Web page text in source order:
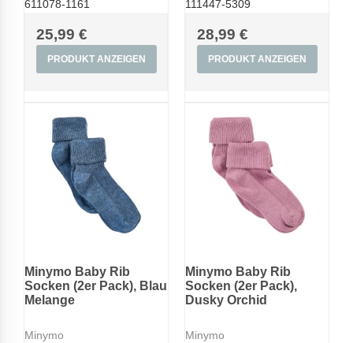
611078-1161
25,99 €
PRODUKT ANZEIGEN
111447-5309
28,99 €
PRODUKT ANZEIGEN
Minymo Baby Rib
Socken (2er Pack), Blau
Melange
Minymo
Minymo Baby Rib
Socken (2er Pack),
Dusky Orchid
Minymo